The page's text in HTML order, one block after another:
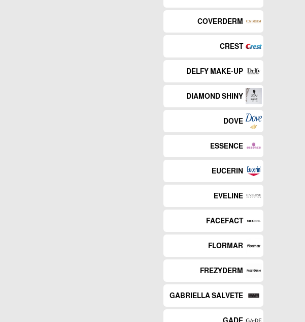
COVERDERM
CREST
DELFY MAKE-UP
DIAMOND SHINY
DOVE
ESSENCE
EUCERIN
EVELINE
FACEFACT
FLORMAR
FREZYDERM
GABRIELLA SALVETE